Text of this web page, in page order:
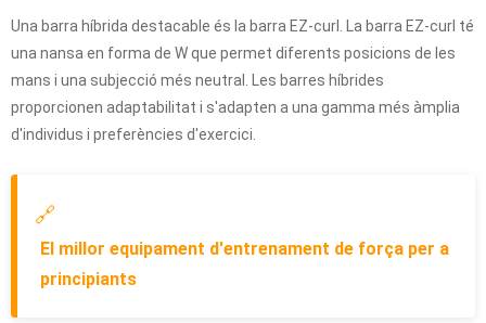
Una barra híbrida destacable és la barra EZ-curl. La barra EZ-curl té
una nansa en forma de W que permet diferents posicions de les
mans i una subjecció més neutral. Les barres híbrides
proporcionen adaptabilitat i s'adapten a una gamma més àmplia
d'individus i preferències d'exercici.
🔗
El millor equipament d'entrenament de força per a
principiants